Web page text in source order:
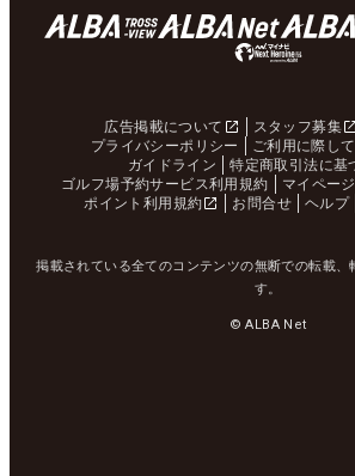
広告掲載について スタッフ募集
プライバシーポリシー
ご利用に際して
ガイドライン
特定商取引法に基
ゴルフ場予約サービス利用規約
マイペー
ポイント利用規約
お問合せ ヘルプ
掲載されている全てのコンテンツの無断での転載、
す。
© ALBA Net